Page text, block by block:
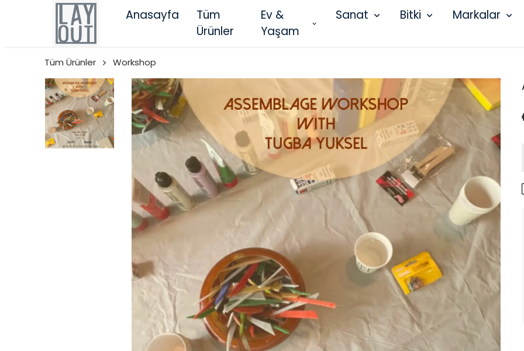
Anasayfa
Tüm
Ürünler
Ev &
Yaşam
Sanat Bitki Markalar
Tüm Ürünler Workshop